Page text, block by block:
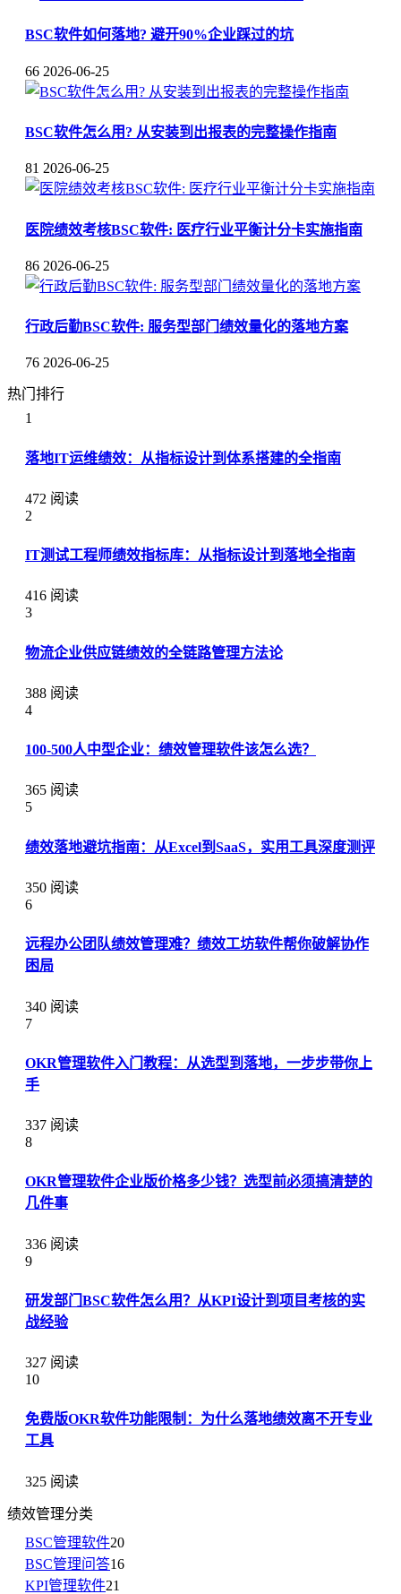
BSC软件如何落地? 避开90%企业踩过的坑
66 2026-06-25
BSC软件怎么用? 从安装到出报表的完整操作指南
81 2026-06-25
医院绩效考核BSC软件: 医疗行业平衡计分卡实施指南
86 2026-06-25
行政后勤BSC软件: 服务型部门绩效量化的落地方案
76 2026-06-25
热门排行
1
落地IT运维绩效：从指标设计到体系搭建的全指南
472 阅读
2
IT测试工程师绩效指标库：从指标设计到落地全指南
416 阅读
3
物流企业供应链绩效的全链路管理方法论
388 阅读
4
100-500人中型企业：绩效管理软件该怎么选？
365 阅读
5
绩效落地避坑指南：从Excel到SaaS，实用工具深度测评
350 阅读
6
远程办公团队绩效管理难？绩效工坊软件帮你破解协作
困局
340 阅读
7
OKR管理软件入门教程：从选型到落地，一步步带你上
手
337 阅读
8
OKR管理软件企业版价格多少钱？选型前必须搞清楚的
几件事
336 阅读
9
研发部门BSC软件怎么用？从KPI设计到项目考核的实
战经验
327 阅读
10
免费版OKR软件功能限制：为什么落地绩效离不开专业
工具
325 阅读
绩效管理分类
BSC管理软件20
BSC管理问答16
KPI管理软件21